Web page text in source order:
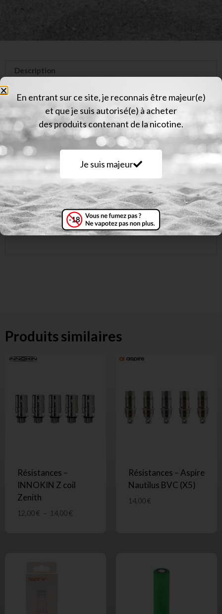
Description
Avis (0)
Description
Pour Drag H40 Pro, Drag X3, Dag S3, Doric 60 Pro,
Drag S2 et Drag X2
Attention, ces cartouches sont vendues sans
résistance et n’acceptent que les résistances PNP X
!
Produits similaires
Résistances –
INNOKIN Z coil
Zenith
12,00€ – 14,00€
Résistances – Aspire
Nautilus BVC (X5)
14,00€
En entrant sur ce site, je reconnais être majeur(e)
et que je suis autorisé(e) à acheter
des produits contenant de la nicotine.
Je suis majeur